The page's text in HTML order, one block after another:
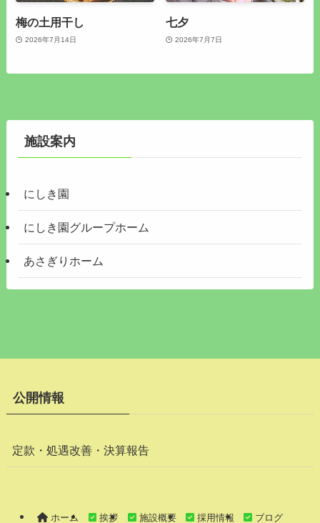
梅の土用干し
2026年7月14日
七夕
2026年7月7日
施設案内
にしき園
にしき園グループホーム
あさぎりホーム
公開情報
定款・処遇改善・決算報告
ホーム 挨拶 施設概要 採用情報 ブログ